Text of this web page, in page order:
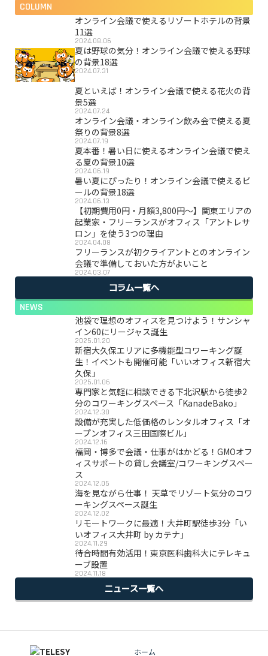
COLUMN
オンライン会議で使えるリゾートホテルの背景
11選
2024.08.06
夏は野球の気分！オンライン会議で使える野球
の背景18選
2024.07.31
夏といえば！オンライン会議で使える花火の背
景5選
2024.07.24
オンライン会議・オンライン飲み会で使える夏
祭りの背景8選
2024.07.19
夏本番！暑い日に使えるオンライン会議で使え
る夏の背景10選
2024.06.19
暑い夏にぴったり！オンライン会議で使えるビ
ールの背景18選
2024.06.13
【初期費用0円・月額3,800円〜】関東エリアの
起業家・フリーランスがオフィス「アントレサ
ロン」を使う3つの理由
2024.04.08
フリーランスが初クライアントとのオンライン
会議で準備しておいた方がよいこと
2024.03.07
コラム一覧へ
NEWS
池袋で理想のオフィスを見つけよう！サンシャ
イン60にリージャス誕生
2025.01.20
新宿大久保エリアに多機能型コワーキング誕
生！イベントも開催可能「いいオフィス新宿大
久保」
2025.01.06
専門家と気軽に相談できる下北沢駅から徒歩2
分のコワーキングスペース「KanadeBako」
2024.12.30
設備が充実した低価格のレンタルオフィス「オ
ープンオフィス三田国際ビル」
2024.12.16
福岡・博多で会議・仕事がはかどる！GMOオフ
ィスサポートの貸し会議室/コワーキングスペー
ス
2024.12.05
海を見ながら仕事！ 天草でリゾート気分のコワ
ーキングスペース誕生
2024.12.02
リモートワークに最適！大井町駅徒歩3分「い
いオフィス大井町 by カテナ」
2024.11.29
待合時間有効活用！東京医科歯科大にテレキュ
ーブ設置
2024.11.18
ニュース一覧へ
ホーム